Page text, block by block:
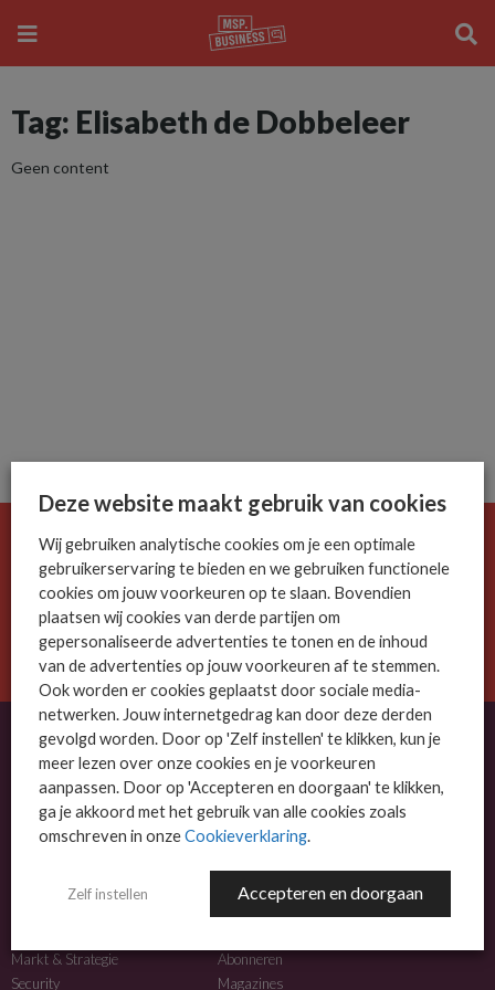
Tag: Elisabeth de Dobbeleer
Geen content
De ICT-wereld is snel. Mis niets.
Meld je nu aan voor de MSP Business nieuwsbrief.
AANMELDEN
OVER MSP BUSINESS
MSP Business is het kennisplatform voor IT-dienstverleners met MKB-focus.
NIEUWS
Markt & Strategie
Security
MEER INFO
Abonneren
Magazines
Deze website maakt gebruik van cookies
Wij gebruiken analytische cookies om je een optimale
gebruikerservaring te bieden en we gebruiken functionele
cookies om jouw voorkeuren op te slaan. Bovendien
plaatsen wij cookies van derde partijen om
gepersonaliseerde advertenties te tonen en de inhoud
van de advertenties op jouw voorkeuren af te stemmen.
Ook worden er cookies geplaatst door sociale media-
netwerken. Jouw internetgedrag kan door deze derden
gevolgd worden. Door op 'Zelf instellen' te klikken, kun je
meer lezen over onze cookies en je voorkeuren
aanpassen. Door op 'Accepteren en doorgaan' te klikken,
ga je akkoord met het gebruik van alle cookies zoals
omschreven in onzeCookieverklaring.
Zelf instellen Accepteren en doorgaan